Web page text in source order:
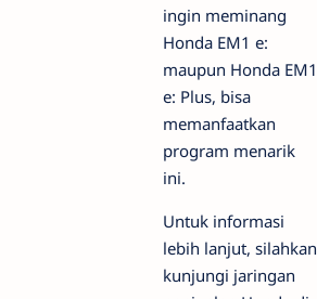
ingin meminang
Honda EM1 e:
maupun Honda EM1
e: Plus, bisa
memanfaatkan
program menarik
ini.
Untuk informasi
lebih lanjut, silahkan
kunjungi jaringan